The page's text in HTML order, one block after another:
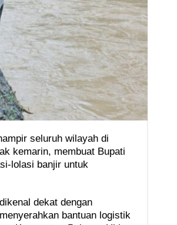
seluruh wilayah di
kemarin, membuat Bupati
lolasi banjir untuk
dekat dengan
bantuan logistik